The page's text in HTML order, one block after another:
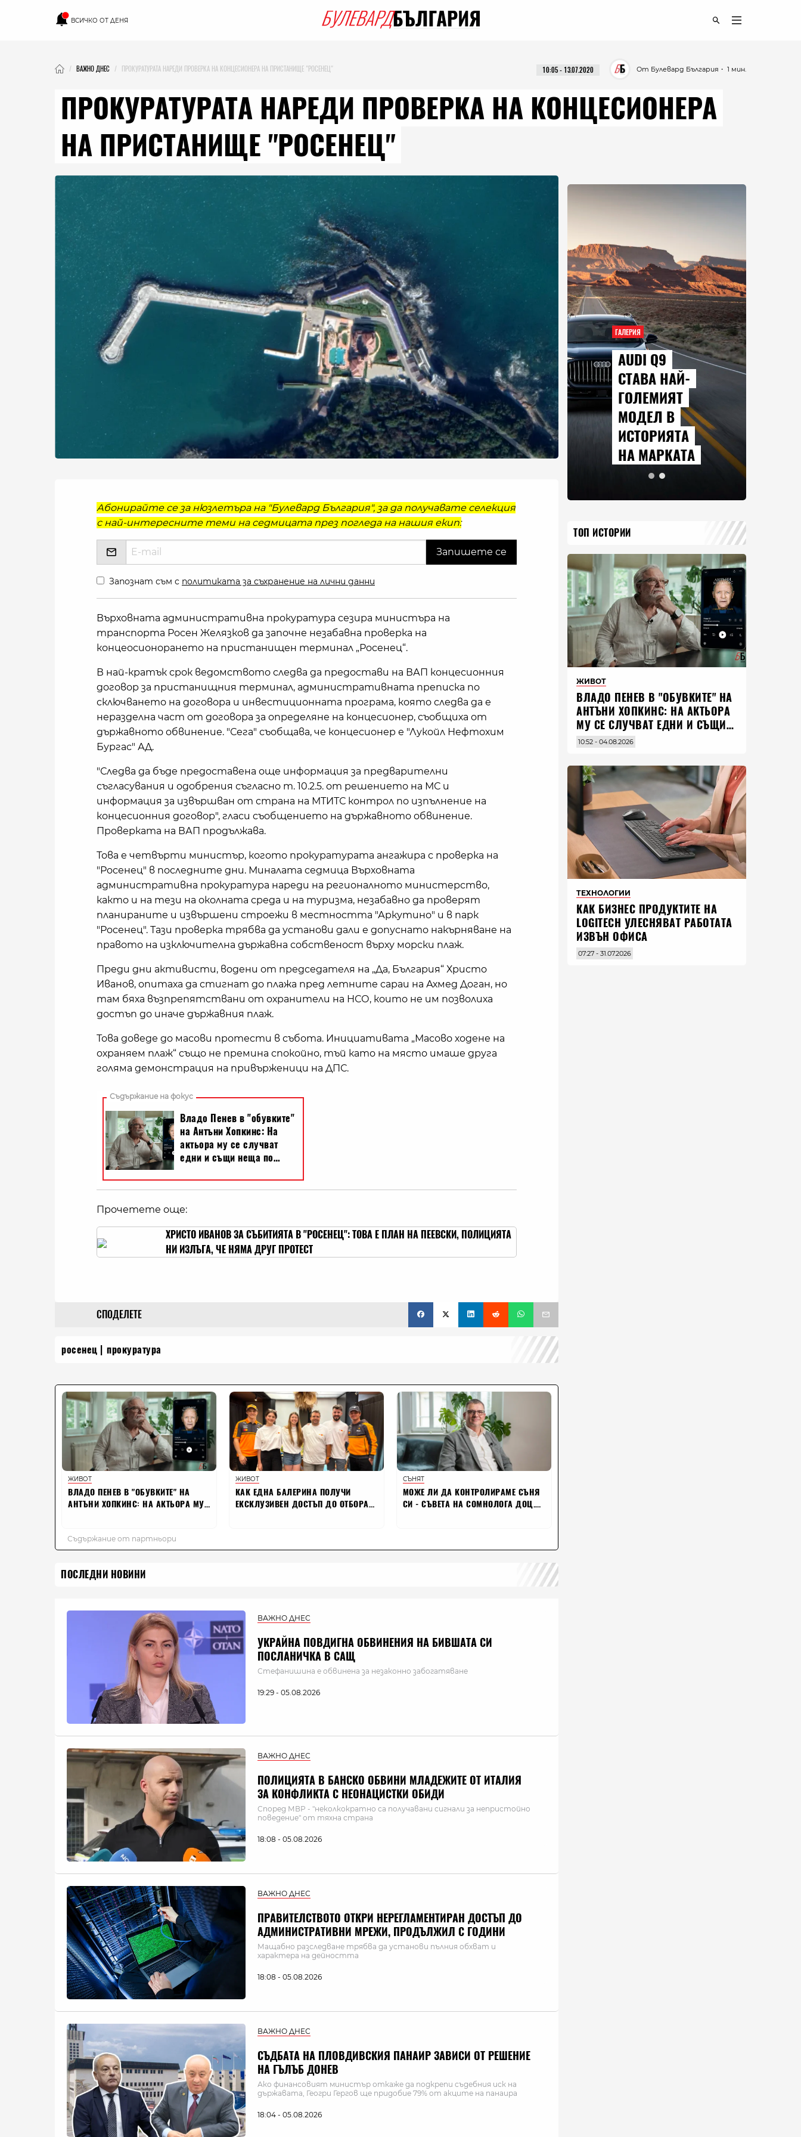
ВСИЧКО ОТ ДЕНЯ
ВАЖНО ДНЕС ПРОКУРАТУРАТА НАРЕДИ ПРОВЕРКА НА КОНЦЕСИОНЕРА НА ПРИСТАНИЩЕ "РОСЕНЕЦ" ・ 1 мин.
От Булевард България
10:05 - 13.07.2020
ПРОКУРАТУРАТА НАРЕДИ ПРОВЕРКА НА КОНЦЕСИОНЕРА
НА ПРИСТАНИЩЕ "РОСЕНЕЦ"
Абонирайте се за нюзлетъра на "Булевард България", за да получавате селекция
с най-интересните теми на седмицата през погледа на нашия екип:
Запознат съм с политиката за съхранение на лични данни
Върховната административна прокуратура сезира министъра на
транспорта Росен Желязков да започне незабавна проверка на
концеосионорането на пристанищен терминал „Росенец“.
В най-кратък срок ведомството следва да предостави на ВАП концесионния
договор за пристанищния терминал, административната преписка по
сключването на договора и инвестиционната програма, която следва да е
неразделна част от договора за определяне на концесионер, съобщиха от
държавното обвинение. "Сега" съобщава, че концесионер е "Лукойл Нефтохим
Бургас" АД.
"Следва да бъде предоставена още информация за предварителни
съгласувания и одобрения съгласно т. 10.2.5. от решението на МС и
информация за извършван от страна на МТИТС контрол по изпълнение на
концесионния договор", гласи съобщението на държавното обвинение.
Проверката на ВАП продължава.
Това е четвърти министър, когото прокуратурата ангажира с проверка на
"Росенец" в последните дни. Миналата седмица Върховната
административна прокуратура нареди на регионалното министерство,
както и на тези на околната среда и на туризма, незабавно да проверят
планираните и извършени строежи в местността "Аркутино" и в парк
"Росенец". Тази проверка трябва да установи дали е допуснато накърняване на
правото на изключителна държавна собственост върху морски плаж.
Преди дни активисти, водени от председателя на „Да, България“ Христо
Иванов, опитаха да стигнат до плажа пред летните сараи на Ахмед Доган, но
там бяха възпрепятствани от охранители на НСО, които не им позволиха
достъп до иначе държавния плаж.
Това доведе до масови протести в събота. Инициативата „Масово ходене на
охраняем плаж“ също не премина спокойно, тъй като на място имаше друга
голяма демонстрация на привърженици на ДПС.
Прочетете още:
ХРИСТО ИВАНОВ ЗА СЪБИТИЯТА В "РОСЕНЕЦ": ТОВА Е ПЛАН НА ПЕЕВСКИ, ПОЛИЦИЯТА
НИ ИЗЛЪГА, ЧЕ НЯМА ДРУГ ПРОТЕСТ
СПОДЕЛЕТЕ
росенец прокуратура
ПОСЛЕДНИ НОВИНИ
ВАЖНО ДНЕС
УКРАЙНА ПОВДИГНА ОБВИНЕНИЯ НА БИВШАТА СИ
ПОСЛАНИЧКА В САЩ
Стефанишина е обвинена за незаконно забогатяване
19:29 - 05.08.2026
ВАЖНО ДНЕС
ПОЛИЦИЯТА В БАНСКО ОБВИНИ МЛАДЕЖИТЕ ОТ ИТАЛИЯ
ЗА КОНФЛИКТА С НЕОНАЦИСТКИ ОБИДИ
Според МВР - "неколкократно са получавани сигнали за непристойно
поведение" от тяхна страна
18:08 - 05.08.2026
ВАЖНО ДНЕС
ПРАВИТЕЛСТВОТО ОТКРИ НЕРЕГЛАМЕНТИРАН ДОСТЪП ДО
АДМИНИСТРАТИВНИ МРЕЖИ, ПРОДЪЛЖИЛ С ГОДИНИ
Мащабно разследване трябва да установи пълния обхват и
характера на дейността
18:08 - 05.08.2026
ВАЖНО ДНЕС
СЪДБАТА НА ПЛОВДИВСКИЯ ПАНАИР ЗАВИСИ ОТ РЕШЕНИЕ
НА ГЪЛЪБ ДОНЕВ
Ако финансовият министър откаже да подкрепи съдебния иск на
държавата, Геогри Гергов ще придобие 79% от акците на панаира
18:04 - 05.08.2026
ГАЛЕРИЯ
AUDI Q9
СТАВА НАЙ-
ГОЛЕМИЯТ
МОДЕЛ В
ИСТОРИЯТА
НА МАРКАТА
ТОП ИСТОРИИ
ЖИВОТ
ВЛАДO ПЕНЕВ В "ОБУВКИТЕ" НА
АНТЪНИ ХОПКИНС: НА АКТЬОРА
МУ СЕ СЛУЧВАТ ЕДНИ И СЪЩИ
НЕЩА ПО ЦЕЛИЯ СВЯТ
10:52 - 04.08.2026
ТЕХНОЛОГИИ
КАК БИЗНЕС ПРОДУКТИТЕ НА
LOGITECH УЛЕСНЯВАТ РАБОТАТА
ИЗВЪН ОФИСА
07:27 - 31.07.2026